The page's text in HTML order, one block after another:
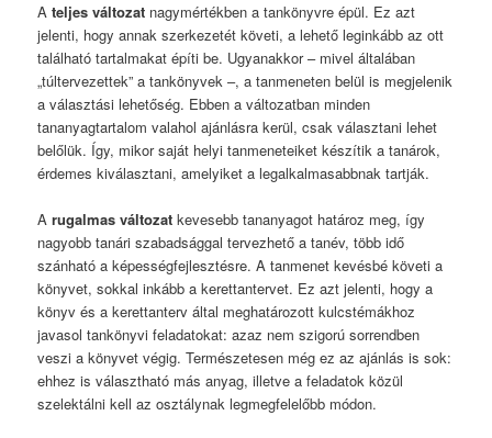
Ateljes változat nagymértékben a tankönyvre épül. Ez azt
jelenti, hogy annak szerkezetét követi, a lehető leginkább az ott
található tartalmakat építi be. Ugyanakkor – mivel általában
„túltervezettek” a tankönyvek –, a tanmeneten belül is megjelenik
a választási lehetőség. Ebben a változatban minden
tananyagtartalom valahol ajánlásra kerül, csak választani lehet
belőlük. Így, mikor saját helyi tanmeneteiket készítik a tanárok,
érdemes kiválasztani, amelyiket a legalkalmasabbnak tartják.
Arugalmas változat kevesebb tananyagot határoz meg, így
nagyobb tanári szabadsággal tervezhető a tanév, több idő
szánható a képességfejlesztésre. A tanmenet kevésbé követi a
könyvet, sokkal inkább a kerettantervet. Ez azt jelenti, hogy a
könyv és a kerettanterv által meghatározott kulcstémákhoz
javasol tankönyvi feladatokat: azaz nem szigorú sorrendben
veszi a könyvet végig. Természetesen még ez az ajánlás is sok:
ehhez is választható más anyag, illetve a feladatok közül
szelektálni kell az osztálynak legmegfelelőbb módon.